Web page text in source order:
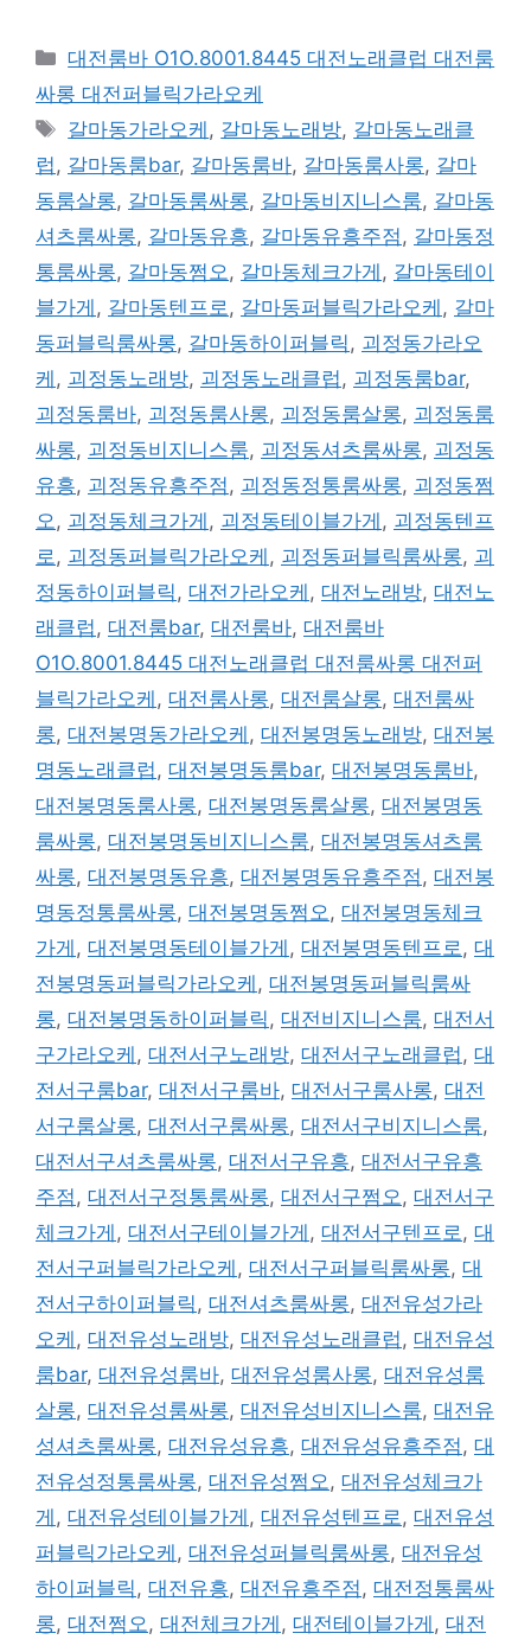
카
테
리
대전룸바 O1O.8001.8445 대전노래클럽 대전룸
싸롱 대전퍼블릭가라오케
태
그
갈마동가라오케 , 갈마동노래방, 갈마동노래클
럽, 갈마동룸bar, 갈마동룸바, 갈마동룸사롱, 갈마
동룸살롱, 갈마동룸싸롱, 갈마동비지니스룸, 갈마동
셔츠룸싸롱, 갈마동유흥, 갈마동유흥주점, 갈마동정
통룸싸롱, 갈마동쩜오, 갈마동체크가게 , 갈마동테이
블가게 , 갈마동텐프로, 갈마동퍼블릭가라오케 , 갈마
동퍼블릭룸싸롱, 갈마동하이퍼블릭, 괴정동가라오
케 , 괴정동노래방, 괴정동노래클럽, 괴정동룸bar,
괴정동룸바, 괴정동룸사롱, 괴정동룸살롱, 괴정동룸
싸롱, 괴정동비지니스룸, 괴정동셔츠룸싸롱, 괴정동
유흥, 괴정동유흥주점, 괴정동정통룸싸롱, 괴정동쩜
오, 괴정동체크가게 , 괴정동테이블가게 , 괴정동텐프
로, 괴정동퍼블릭가라오케 , 괴정동퍼블릭룸싸롱, 괴
정동하이퍼블릭, 대전가라오케 , 대전노래방, 대전노
래클럽, 대전룸bar, 대전룸바, 대전룸바
O1O.8001.8445 대전노래클럽 대전룸싸롱 대전퍼
블릭가라오케 , 대전룸사롱, 대전룸살롱, 대전룸싸
롱, 대전봉명동가라오케 , 대전봉명동노래방, 대전봉
명동노래클럽, 대전봉명동룸bar, 대전봉명동룸바,
대전봉명동룸사롱, 대전봉명동룸살롱, 대전봉명동
룸싸롱, 대전봉명동비지니스룸, 대전봉명동셔츠룸
싸롱, 대전봉명동유흥, 대전봉명동유흥주점, 대전봉
명동정통룸싸롱, 대전봉명동쩜오, 대전봉명동체크
가게 , 대전봉명동테이블가게 , 대전봉명동텐프로, 대
전봉명동퍼블릭가라오케 , 대전봉명동퍼블릭룸싸
롱, 대전봉명동하이퍼블릭, 대전비지니스룸, 대전서
구가라오케 , 대전서구노래방, 대전서구노래클럽, 대
전서구룸bar, 대전서구룸바, 대전서구룸사롱, 대전
서구룸살롱, 대전서구룸싸롱, 대전서구비지니스룸,
대전서구셔츠룸싸롱, 대전서구유흥, 대전서구유흥
주점, 대전서구정통룸싸롱, 대전서구쩜오, 대전서구
체크가게 , 대전서구테이블가게 , 대전서구텐프로, 대
전서구퍼블릭가라오케 , 대전서구퍼블릭룸싸롱, 대
전서구하이퍼블릭, 대전셔츠룸싸롱, 대전유성가라
오케 , 대전유성노래방, 대전유성노래클럽, 대전유성
룸bar, 대전유성룸바, 대전유성룸사롱, 대전유성룸
살롱, 대전유성룸싸롱, 대전유성비지니스룸, 대전유
성셔츠룸싸롱, 대전유성유흥, 대전유성유흥주점, 대
전유성정통룸싸롱, 대전유성쩜오, 대전유성체크가
게 , 대전유성테이블가게 , 대전유성텐프로, 대전유성
퍼블릭가라오케 , 대전유성퍼블릭룸싸롱, 대전유성
하이퍼블릭, 대전유흥, 대전유흥주점, 대전정통룸싸
롱, 대전쩜오, 대전체크가게 , 대전테이블가게 , 대전